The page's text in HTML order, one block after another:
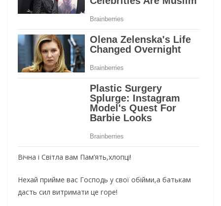
Вічна і Світла вам Пам’ять,хлопці!
Нехай прийме вас Господь у свої обійми,а батькам
дасть сил витримати це горе!